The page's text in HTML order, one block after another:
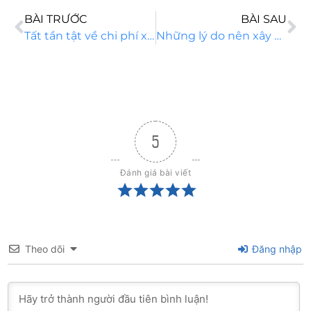
BÀI TRƯỚC
Tất tần tật về chi phí xây nhà cấp 4 mái bằng 5×20
BÀI SAU
Những lý do nên xây ngay mẫu nhà 2 tầng mái Nhật đẹp 2022
5
Đánh giá bài viết
Theo dõi Đăng nhập